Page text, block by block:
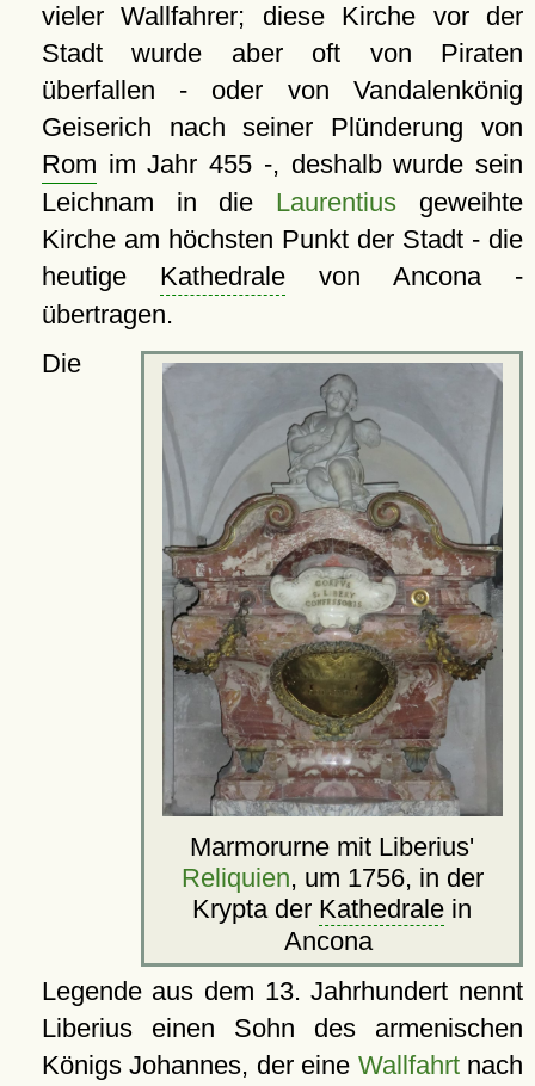
vieler Wallfahrer; diese Kirche vor der
Stadt wurde aber oft von Piraten
überfallen - oder von Vandalenkönig
Geiserich nach seiner Plünderung von
Rom im Jahr 455 -, deshalb wurde sein
Leichnam in die Laurentius geweihte
Kirche am höchsten Punkt der Stadt - die
heutige Kathedralevon Ancona -
übertragen.
Marmorurne mit Liberius'
Reliquien, um 1756, in der
Krypta der Kathedrale in
Ancona
Die
Legende aus dem 13. Jahrhundert nennt
Liberius einen Sohn des armenischen
Königs Johannes, der eine Wallfahrtnach